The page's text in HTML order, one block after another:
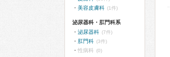
美容皮膚科 (1件)
泌尿器科・肛門科系
泌尿器科 (7件)
肛門科 (3件)
性病科 (0)